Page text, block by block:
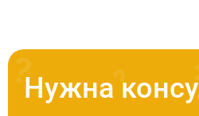
Нужна